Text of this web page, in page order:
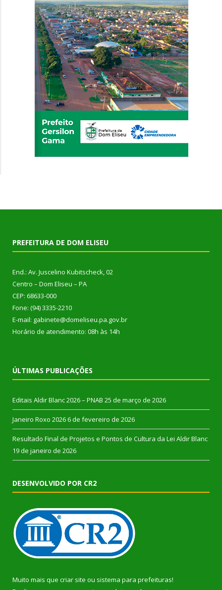
PREFEITURA DE DOM ELISEU
End.: Av. Juscelino Kubitscheck, 02
Centro – Dom Eliseu – PA
CEP: 68633-000
Fone: (94) 3335-2210
E-mail: gabinete@domeliseu.pa.gov.br
Horário de atendimento: 08h às 14h
ÚLTIMAS PUBLICAÇÕES
Editais Aldir Blanc 2026 – PNAB 25 de março de 2026
Janeiro Roxo 2026 6 de fevereiro de 2026
Resultado Final de Projetos e Pontos de Cultura da Lei Aldir Blanc
19 de janeiro de 2026
DESENVOLVIDO POR CR2
Muito mais que criar site ou sistema para prefeituras!